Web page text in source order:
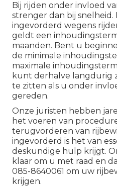
Bij rijden onder invloed
strenger dan bij snelheid.
ingevorderd wegens
geldt een
maanden. Bent u
de minimale
maximale
kunt derhalve langdurig
te zitten als u onder
gereden.
Onze juristen hebben
het voeren van
terugvorderen van
ingevorderd is het van
deskundige hulp krijgt.
klaar om u met raad en
085-8640061 om uw
krijgen.